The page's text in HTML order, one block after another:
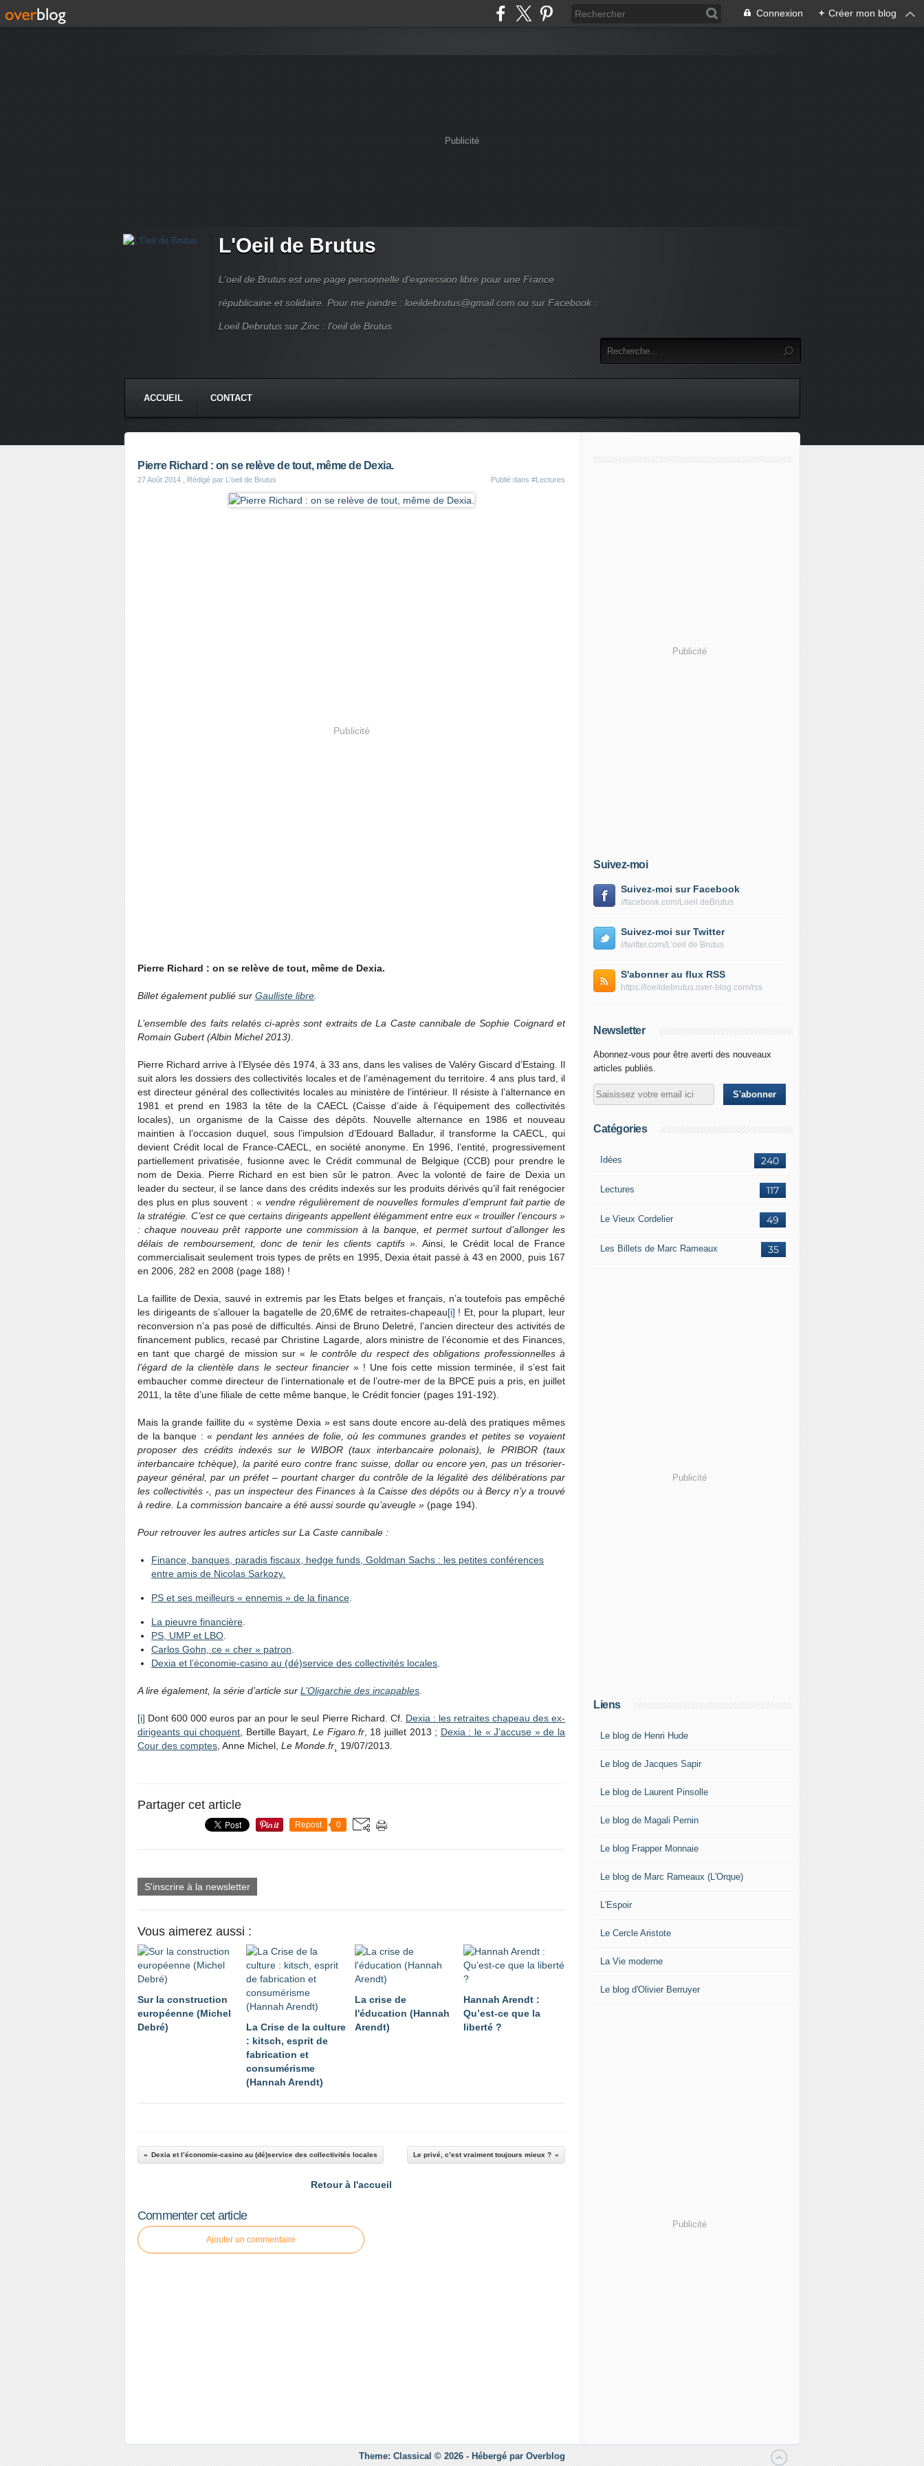
Connexion + Créer mon blog
Publicité
L'Oeil de Brutus
L'oeil de Brutus est une page personnelle d'expression libre pour une France
républicaine et solidaire. Pour me joindre : loeildebrutus@gmail.com ou sur Facebook :
Loeil Debrutus sur Zinc : l'oeil de Brutus
ACCUEIL CONTACT
Pierre Richard : on se relève de tout, même de Dexia.
27 Août 2014 , Rédigé par L'oeil de Brutus Publié dans #Lectures
Publicité
Pierre Richard : on se relève de tout, même de Dexia.
Billet également publié sur Gaulliste libre
L’ensemble des faits relatés ci-après sont extraits de La Caste cannibale de Sophie Coignard et
Romain Gubert (Albin Michel 2013).
Pierre Richard arrive à l’Elysée dès 1974, à 33 ans, dans les valises de Valéry Giscard d’Estaing. Il
suit alors les dossiers des collectivités locales et de l’aménagement du territoire. 4 ans plus tard, il
est directeur général des collectivités locales au ministère de l’intérieur. Il résiste à l’alternance en
1981 et prend en 1983 la tête de la CAECL (Caisse d’aide à l’équipement des collectivités
locales), un organisme de la Caisse des dépôts. Nouvelle alternance en 1986 et nouveau
maintien à l’occasion duquel, sous l’impulsion d’Edouard Balladur, il transforme la CAECL, qui
devient Crédit local de France-CAECL, en société anonyme. En 1996, l’entité, progressivement
partiellement privatisée, fusionne avec le Crédit communal de Belgique (CCB) pour prendre le
nom de Dexia. Pierre Richard en est bien sûr le patron. Avec la volonté de faire de Dexia un
leader du secteur, il se lance dans des crédits indexés sur les produits dérivés qu’il fait renégocier
des plus en plus souvent : «vendre régulièrement de nouvelles formules d’emprunt fait partie de
la stratégie. C’est ce que certains dirigeants appellent élégamment entre eux « trouiller l’encours »
: chaque nouveau prêt rapporte une commission à la banque, et permet surtout d’allonger les
délais de remboursement, donc de tenir les clients captifs ».
Ainsi, le Crédit local de France
commercialisait seulement trois types de prêts en 1995, Dexia était passé à 43 en 2000, puis 167
en 2006, 282 en 2008 (page 188) !
La faillite de Dexia, sauvé in extremis par les Etats belges et français, n’a toutefois pas empêché
les dirigeants de s’allouer la bagatelle de 20,6M€ de retraites-chapeau[i] ! Et, pour la plupart, leur
reconversion n’a pas posé de difficultés. Ainsi de Bruno Deletré, l’ancien directeur des activités de
financement publics, recasé par Christine Lagarde, alors ministre de l’économie et des Finances,
en tant que chargé de mission sur « le contrôle du respect des obligations professionnelles à
l’égard de la clientèle dans le secteur financier» ! Une fois cette mission terminée, il s’est fait
embaucher comme directeur de l’internationale et de l’outre-mer de la BPCE puis a pris, en juillet
2011, la tête d’une filiale de cette même banque, le Crédit foncier (pages 191-192).
Mais la grande faillite du « système Dexia » est sans doute encore au-delà des pratiques mêmes
de la banque : « pendant les années de folie, où les communes grandes et petites se voyaient
proposer des crédits indexés sur le WIBOR (taux interbancaire polonais), le PRIBOR (taux
interbancaire tchèque), la parité euro contre franc suisse, dollar ou encore yen, pas un trésorier-
payeur général, par un préfet – pourtant charger du contrôle de la légalité des délibérations par
les collectivités -, pas un inspecteur des Finances à la Caisse des dépôts ou à Bercy n’y a trouvé
à redire. La commission bancaire a été aussi sourde qu’aveugle » (page 194).
Pour retrouver les autres articles sur La Caste cannibale :
Finance, banques, paradis fiscaux, hedge funds, Goldman Sachs : les petites conférences
entre amis de Nicolas Sarkozy.
PS et ses meilleurs « ennemis » de la finance
La pieuvre financière
PS, UMP et LBO
Carlos Gohn, ce « cher » patron
Dexia et l’économie-casino au (dé)service des collectivités locales
A lire également, la série d’article sur L’Oligarchie des incapables
[i] Dont 600 000 euros par an pour le seul Pierre Richard. Cf. Dexia : les retraites chapeau des ex-
dirigeants qui choquent , Bertille Bayart,Le Figaro.fr, 18 juillet 2013 ; Dexia : le « J’accuse » de la
Cour des comptes , Anne Michel, Le Monde.fr ¸ 19/07/2013.
Partager cet article
Repost 0
S'inscrire à la newsletter
Vous aimerez aussi :
Sur la construction
européenne (Michel
Debré)
La Crise de la culture
: kitsch, esprit de
fabrication et
consumérisme
(Hannah Arendt)
La crise de
l'éducation (Hannah
Arendt)
Hannah Arendt :
Qu’est-ce que la
liberté ?
Dexia et l’économie-casino au (dé)service des collectivités locales Le privé, c’est vraiment toujours mieux ?
Retour à l'accueil
Commenter cet article
Ajouter un commentaire
Publicité
Suivez-moi
Suivez-moi sur Facebook
//facebook.com/Loeil deBrutus
Suivez-moi sur Twitter
//twitter.com/L'oeil de Brutus
S'abonner au flux RSS
https://loeildebrutus.over-blog.com/rss
Newsletter
Abonnez-vous pour être averti des nouveaux
articles publiés.
Catégories
240
Idées
117
Lectures
49
Le Vieux Cordelier
35
Les Billets de Marc Rameaux
Publicité
Liens
Le blog de Henri Hude
Le blog de Jacques Sapir
Le blog de Laurent Pinsolle
Le blog de Magali Pernin
Le blog Frapper Monnaie
Le blog de Marc Rameaux (L'Orque)
L'Espoir
Le Cercle Aristote
La Vie moderne
Le blog d'Olivier Berruyer
Publicité
Theme: Classical © 2026 - Hébergé par Overblog